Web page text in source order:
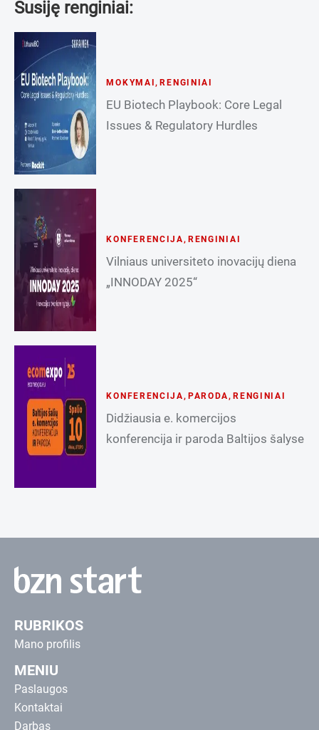
Susiję renginiai:
MOKYMAI, RENGINIAI
EU Biotech Playbook: Core Legal
Issues & Regulatory Hurdles
KONFERENCIJA, RENGINIAI
Vilniaus universiteto inovacijų diena
„INNODAY 2025“
KONFERENCIJA, PARODA, RENGINIAI
Didžiausia e. komercijos
konferencija ir paroda Baltijos šalyse
RUBRIKOS
Mano profilis
MENIU
Paslaugos
Kontaktai
Darbas